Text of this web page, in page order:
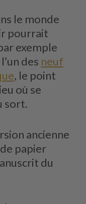
le monde
pourrait
exemple
des neuf
, le point
où se
sort.
ancienne
papier
du